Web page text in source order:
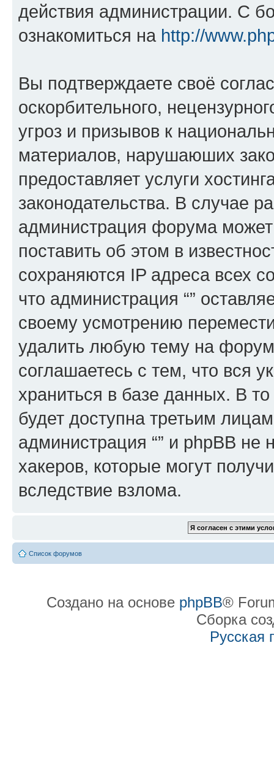
действия администрации. С
ознакомиться на http://
Вы подтверждаете своё
оскорбительного,
угроз и призывов к
материалов, нарушаюших
предоставляет услуги
законодательства. В случае
администрация форума
поставить об этом в
сохраняются IP адреса всех
что администрация “”
своему усмотрению
удалить любую тему на
соглашаетесь с тем, что вся
храниться в базе данных. В
будет доступна третьим
администрация “” и phpBB не
хакеров, которые могут
вследствие взлома.
Список форумов
Создано на основе phpBB®
Сборка
Русская